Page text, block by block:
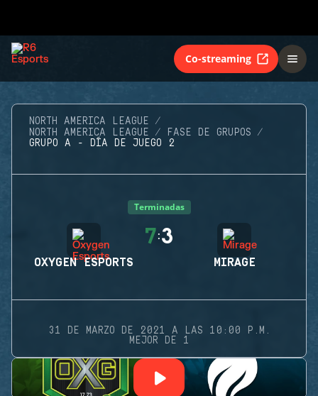
Co-streaming
NORTH AMERICA LEAGUE
NORTH AMERICA LEAGUE
FASE DE GRUPOS
GRUPO A - DÍA DE JUEGO 2
Terminadas
OXYGEN ESPORTS
7:3
MIRAGE
31 DE MARZO DE 2021 A LAS 10:00 P.M.
MEJOR DE 1